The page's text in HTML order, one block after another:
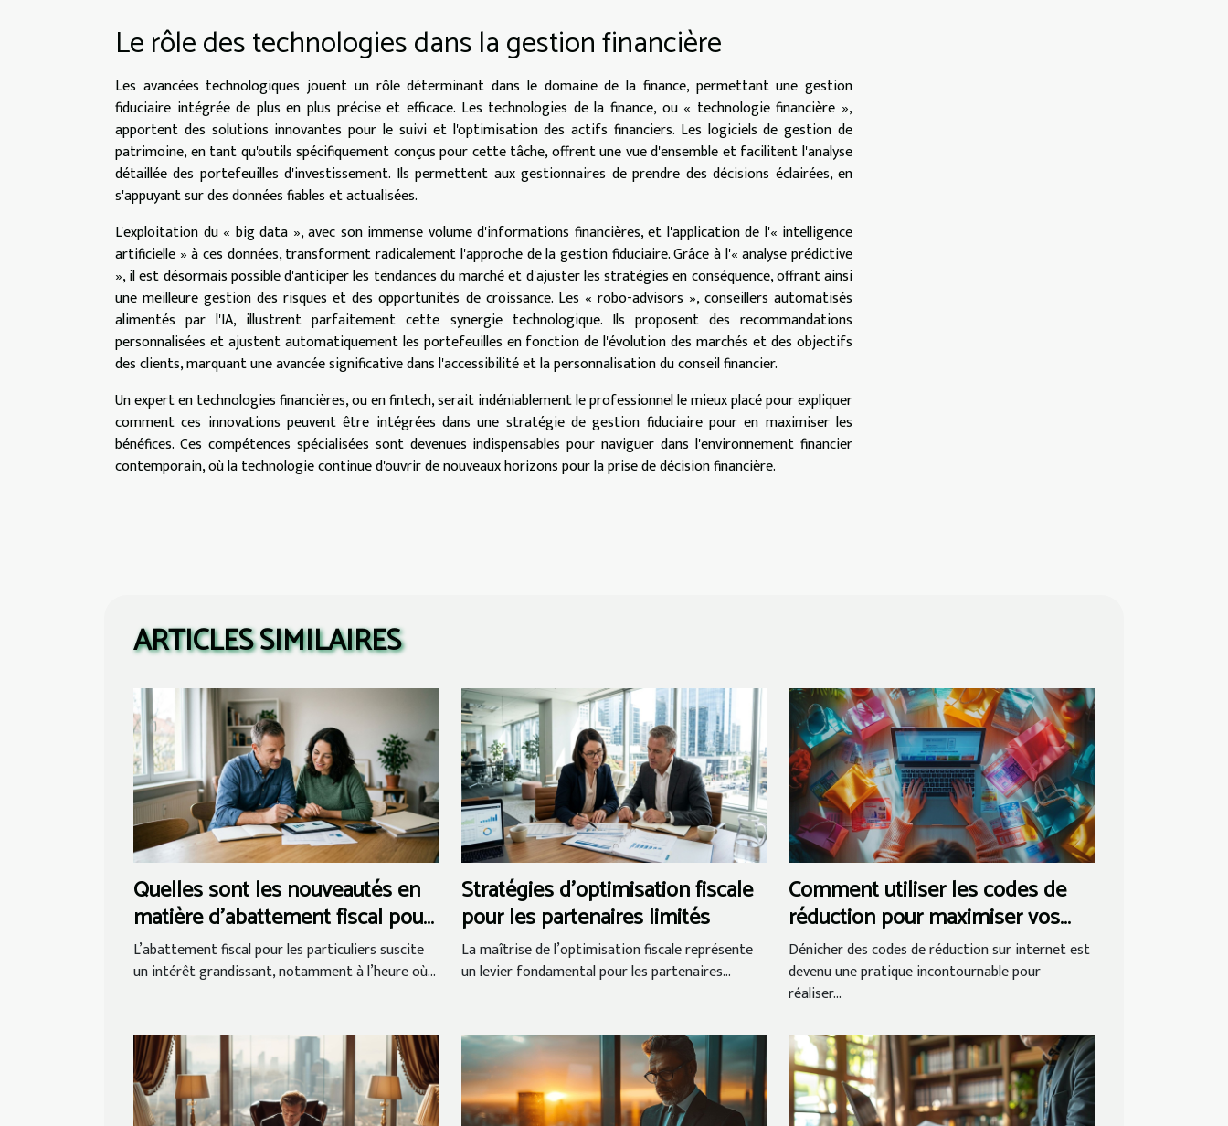
Le rôle des technologies dans la gestion financière
Les avancées technologiques jouent un rôle déterminant dans le domaine de la finance, permettant une gestion
fiduciaire intégrée de plus en plus précise et efficace. Les technologies de la finance, ou « technologie financière »,
apportent des solutions innovantes pour le suivi et l'optimisation des actifs financiers. Les logiciels de gestion de
patrimoine, en tant qu'outils spécifiquement conçus pour cette tâche, offrent une vue d'ensemble et facilitent l'analyse
détaillée des portefeuilles d'investissement. Ils permettent aux gestionnaires de prendre des décisions éclairées, en
s'appuyant sur des données fiables et actualisées.
L'exploitation du « big data », avec son immense volume d'informations financières, et l'application de l'« intelligence
artificielle » à ces données, transforment radicalement l'approche de la gestion fiduciaire. Grâce à l'« analyse prédictive
», il est désormais possible d'anticiper les tendances du marché et d'ajuster les stratégies en conséquence, offrant ainsi
une meilleure gestion des risques et des opportunités de croissance. Les « robo-advisors », conseillers automatisés
alimentés par l'IA, illustrent parfaitement cette synergie technologique. Ils proposent des recommandations
personnalisées et ajustent automatiquement les portefeuilles en fonction de l'évolution des marchés et des objectifs
des clients, marquant une avancée significative dans l'accessibilité et la personnalisation du conseil financier.
Un expert en technologies financières, ou en fintech, serait indéniablement le professionnel le mieux placé pour expliquer
comment ces innovations peuvent être intégrées dans une stratégie de gestion fiduciaire pour en maximiser les
bénéfices. Ces compétences spécialisées sont devenues indispensables pour naviguer dans l'environnement financier
contemporain, où la technologie continue d'ouvrir de nouveaux horizons pour la prise de décision financière.
ARTICLES SIMILAIRES
Quelles sont les nouveautés en
matière d'abattement fiscal pour
les particuliers ?
L’abattement fiscal pour les particuliers suscite
un intérêt grandissant, notamment à l’heure où...
Stratégies d’optimisation fiscale
pour les partenaires limités
La maîtrise de l’optimisation fiscale représente
un levier fondamental pour les partenaires...
Comment utiliser les codes de
réduction pour maximiser vos
économies en ligne
Dénicher des codes de réduction sur internet est
devenu une pratique incontournable pour
réaliser...